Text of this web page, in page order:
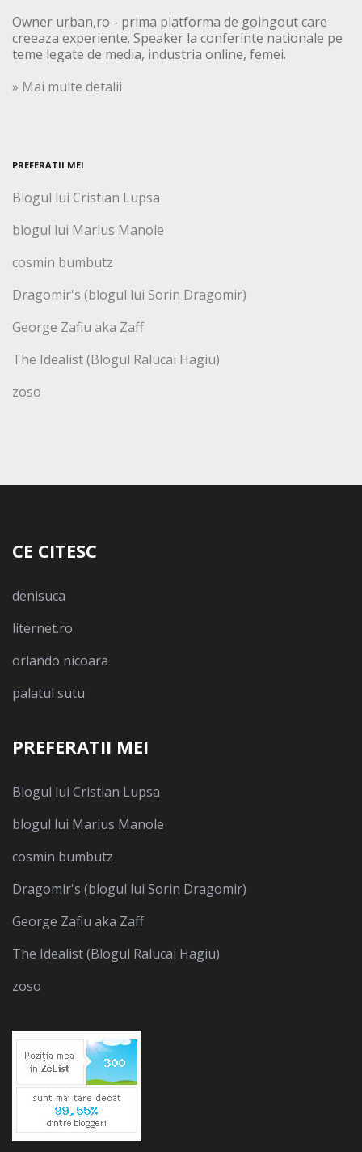
Owner urban,ro - prima platforma de goingout care
creeaza experiente. Speaker la conferinte nationale pe
teme legate de media, industria online, femei.
» Mai multe detalii
PREFERATII MEI
Blogul lui Cristian Lupsa
blogul lui Marius Manole
cosmin bumbutz
Dragomir's (blogul lui Sorin Dragomir)
George Zafiu aka Zaff
The Idealist (Blogul Ralucai Hagiu)
zoso
CE CITESC
denisuca
liternet.ro
orlando nicoara
palatul sutu
PREFERATII MEI
Blogul lui Cristian Lupsa
blogul lui Marius Manole
cosmin bumbutz
Dragomir's (blogul lui Sorin Dragomir)
George Zafiu aka Zaff
The Idealist (Blogul Ralucai Hagiu)
zoso